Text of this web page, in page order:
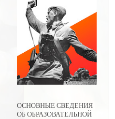
ОСНОВНЫЕ СВЕДЕНИЯ
ОБ ОБРАЗОВАТЕЛЬНОЙ